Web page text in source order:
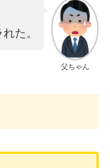
父ちゃん
た。